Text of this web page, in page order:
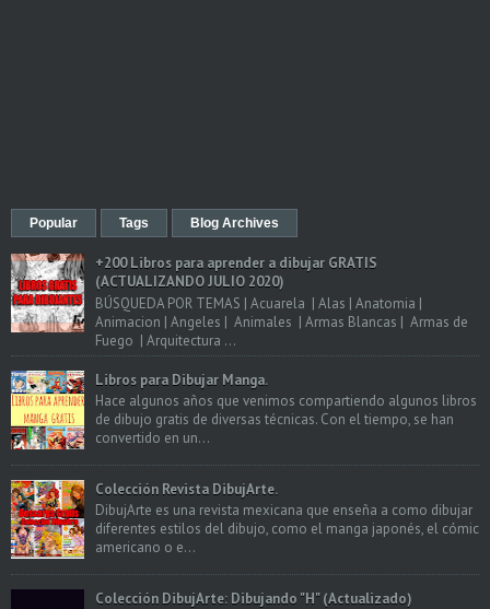
Popular Tags Blog Archives
+200 Libros para aprender a dibujar GRATIS
(ACTUALIZANDO JULIO 2020)
BÚSQUEDA POR TEMAS | Acuarela | Alas | Anatomia |
Animacion | Angeles | Animales | Armas Blancas | Armas de
Fuego | Arquitectura ...
Libros para Dibujar Manga.
Hace algunos años que venimos compartiendo algunos libros
de dibujo gratis de diversas técnicas. Con el tiempo, se han
convertido en un...
Colección Revista DibujArte.
DibujArte es una revista mexicana que enseña a como dibujar
diferentes estilos del dibujo, como el manga japonés, el cómic
americano o e...
Colección DibujArte: Dibujando "H" (Actualizado)